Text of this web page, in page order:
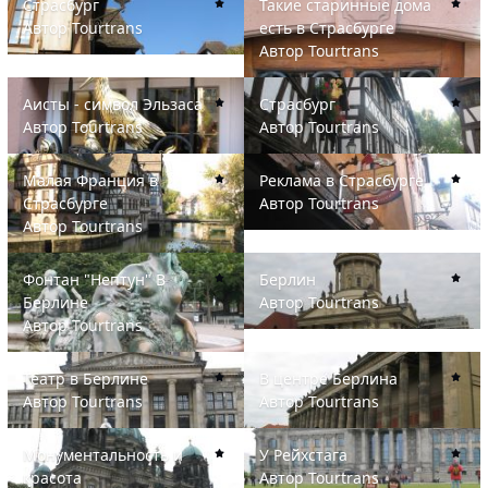
Страсбург
АвторTourtrans
Такие старинные дома
есть в Страсбурге
АвторTourtrans
Аисты - символ Эльзаса
Аисты - символ Эльзаса
АвторTourtrans
Страсбург
Страсбург
АвторTourtrans
Малая Франция в Страсбурге
Малая Франция в
Страсбурге
АвторTourtrans
Реклама в Страсбурге
Реклама в Страсбурге
Автор Tourtrans
Фонтан "Нептун" В Берлине
Фонтан "Нептун" В
Берлине
АвторTourtrans
Берлин
Берлин
АвторTourtrans
Театр в Берлине
Театр в Берлине
АвторTourtrans
В центре Берлина
В центре Берлина
АвторTourtrans
Монументальность и красота
Монументальность и
красота
У Рейхстага
У Рейхстага
АвторTourtrans